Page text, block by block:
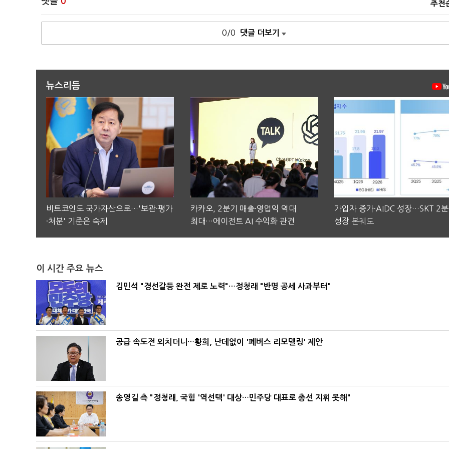
추천
0/0 댓글 더보기
뉴스리듬
비트코인도 국가자산으로…'보관·평가
·처분' 기준은 숙제
카카오, 2분기 매출·영업익 역대
최대…에이전트 AI 수익화 관건
가입자 증가·AIDC 성장…SKT 2
성장 본궤도
이 시간 주요 뉴스
김민석 "경선갈등 완전 제로 노력"…정청래 "반명 공세 사과부터"
공급 속도전 외치더니…황희, 난데없이 '폐버스 리모델링' 제안
송영길 측 "정청래, 국힘 '역선택' 대상…민주당 대표로 총선 지휘 못해"